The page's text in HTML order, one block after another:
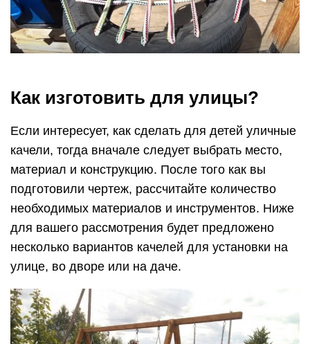
для вашего рассмотрения будет предложено
несколько вариантов качелей для установки на
улице, во дворе или на даче.
Качели из автомобильных покрышек